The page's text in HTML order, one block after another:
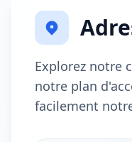
Explorez notre
notre plan
facilement